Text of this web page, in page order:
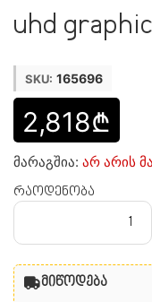
uhd
SKU: 165696
2,818₾
მარაგშია: არ არის
რაოდენობა
მიწოდება